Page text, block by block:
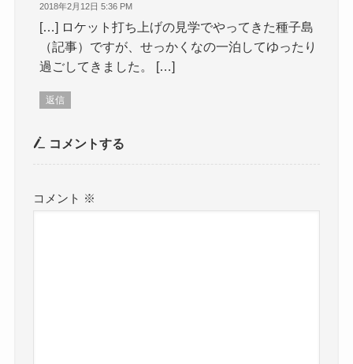
2018年2月12日 5:36 PM
[…] ロケット打ち上げの見学でやってきた種子島
（記事）ですが、せっかくなの一泊してゆったり
過ごしてきました。 […]
返信
コメントする
コメント ※